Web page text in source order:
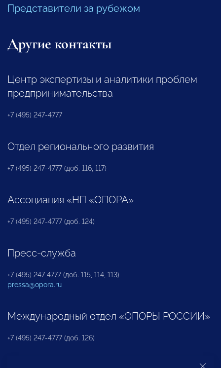
Представители за рубежом
Другие контакты
Центр экспертизы и аналитики проблем
предпринимательства
+7 (495) 247-4777
Отдел регионального развития
+7 (495) 247-4777 (доб. 116, 117)
Ассоциация «НП «ОПОРА»
+7 (495) 247-4777 (доб. 124)
Пресс-служба
+7 (495) 247 4777 (доб. 115, 114, 113)
pressa@opora.ru
Международный отдел «ОПОРЫ РОССИИ»
+7 (495) 247-4777 (доб. 126)